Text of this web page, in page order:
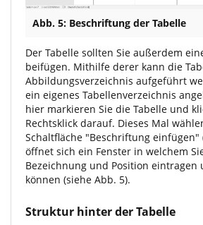
Abb. 5: Beschriftung der Tabelle
Der Tabelle sollten Sie außerdem
beifügen. Mithilfe derer kann die
Abbildungsverzeichnis aufgeführt
ein eigenes Tabellenverzeichnis
hier markieren Sie die Tabelle und
Rechtsklick darauf. Dieses Mal
Schaltfläche "Beschriftung einfügen"
öffnet sich ein Fenster in welchem
Bezeichnung und Position eintragen
können (siehe Abb. 5).
Struktur hinter der Tabelle